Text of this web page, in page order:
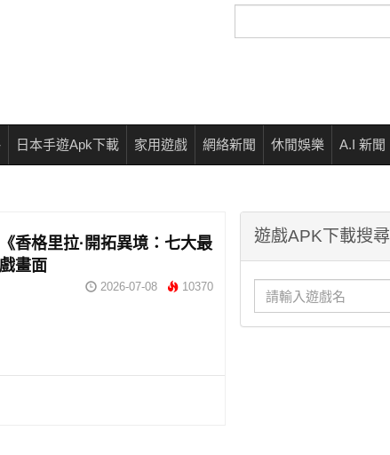
尋
日本手遊Apk下載 家用遊戲 網絡新聞 休閒娛樂 A.I 新聞
香格里拉·開拓異境：七大最
畫面
2026-07-08 10370
遊戲APK下載搜尋